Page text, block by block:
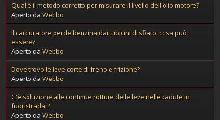
Qual'è il metodo corretto per misurare il livello dell'olio motore?
Aperto da Webbo
Il carburatore perde benzina dai tubicini di sfiato, cosa può
essere?
Aperto da Webbo
Dove trovo le leve corte di freno e frizione?
Aperto da Webbo
C'è soluzione alle continue rotture delle leve nelle cadute in
fuoristrada ?
Aperto da Webbo